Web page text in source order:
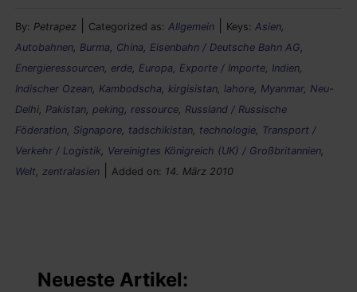
By: Petrapez Categorized as: Allgemein Keys: Asien
Autobahnen Burma China Eisenbahn / Deutsche Bahn AG
Energieressourcen erde Europa Exporte / Importe Indien
Indischer Ozean Kambodscha kirgisistan lahore Myanmar, Neu-
Delhi Pakistan peking ressource Russland / Russische
Föderation Signapore tadschikistan technologie
Transport /
Verkehr / Logistik Vereinigtes Königreich (UK) / Großbritannien
Welt zentralasien Added on: 14. März 2010
Neueste Artikel: